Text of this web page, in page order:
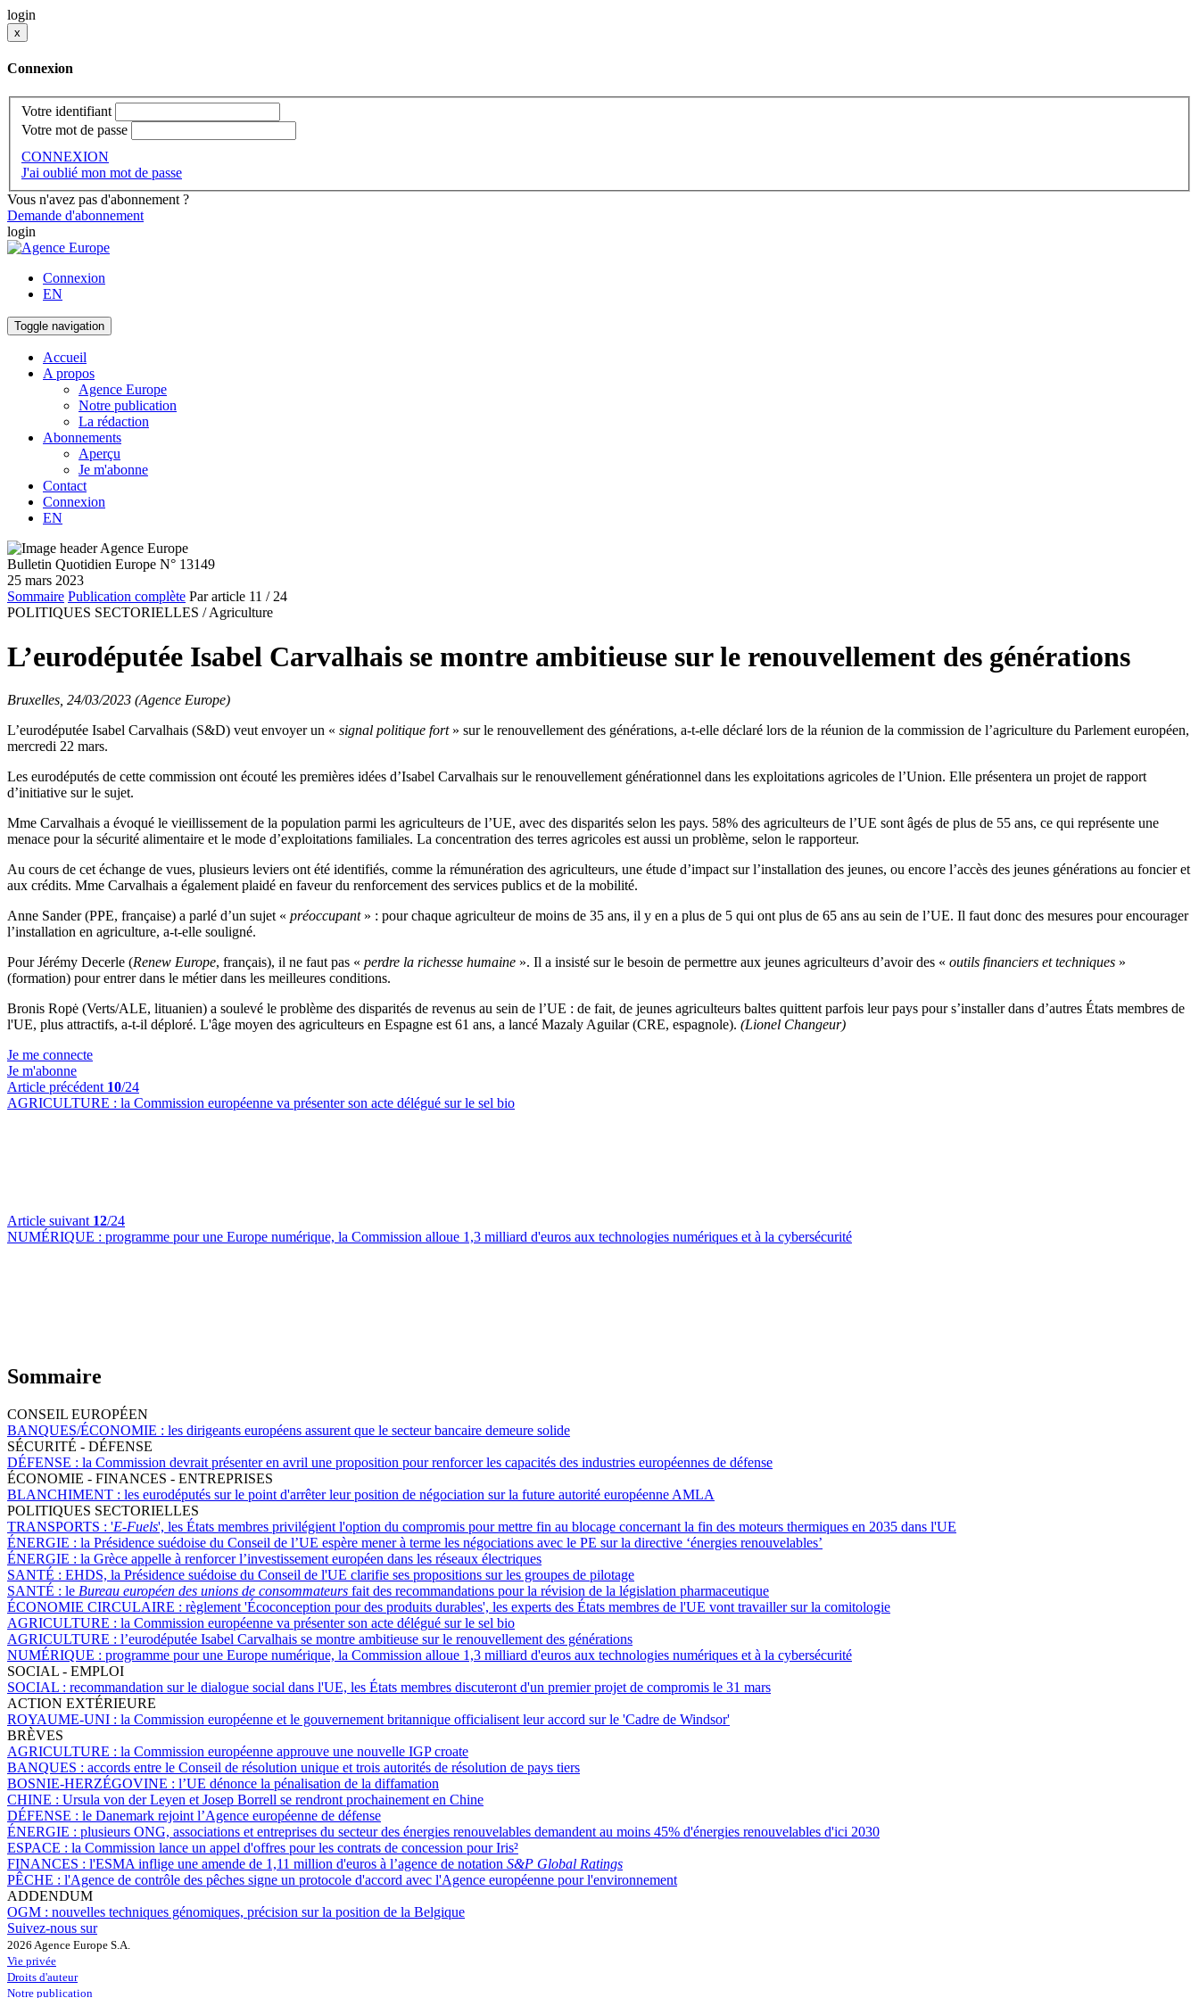
login
x
Connexion
Votre identifiant
Votre mot de passe
CONNEXION
J'ai oublié mon mot de passe
Vous n'avez pas d'abonnement ?
Demande d'abonnement
login
Connexion
EN
Toggle navigation
Accueil
A propos
Agence Europe
Notre publication
La rédaction
Abonnements
Aperçu
Je m'abonne
Contact
Connexion
EN
Bulletin Quotidien Europe N° 13149
25 mars 2023
Sommaire Publication complète Par article 11 / 24
POLITIQUES SECTORIELLES / Agriculture
L’eurodéputée Isabel Carvalhais se montre ambitieuse sur le renouvellement des générations
Bruxelles, 24/03/2023 (Agence Europe)
L’eurodéputée Isabel Carvalhais (S&D) veut envoyer un « signal politique fort» sur le renouvellement des générations, a-t-elle déclaré lors de la réunion de la commission de l’agriculture du Parlement européen,
mercredi 22 mars.
Les eurodéputés de cette commission ont écouté les premières idées d’Isabel Carvalhais sur le renouvellement générationnel dans les exploitations agricoles de l’Union. Elle présentera un projet de rapport
d’initiative sur le sujet.
Mme Carvalhais a évoqué le vieillissement de la population parmi les agriculteurs de l’UE, avec des disparités selon les pays. 58% des agriculteurs de l’UE sont âgés de plus de 55 ans, ce qui représente une
menace pour la sécurité alimentaire et le mode d’exploitations familiales. La concentration des terres agricoles est aussi un problème, selon le rapporteur.
Au cours de cet échange de vues, plusieurs leviers ont été identifiés, comme la rémunération des agriculteurs, une étude d’impact sur l’installation des jeunes, ou encore l’accès des jeunes générations au foncier et
aux crédits. Mme Carvalhais a également plaidé en faveur du renforcement des services publics et de la mobilité.
Anne Sander (PPE, française) a parlé d’un sujet « préoccupant » : pour chaque agriculteur de moins de 35 ans, il y en a plus de 5 qui ont plus de 65 ans au sein de l’UE. Il faut donc des mesures pour encourager
l’installation en agriculture, a-t-elle souligné.
Pour Jérémy Decerle (Renew Europe, français), il ne faut pas « perdre la richesse humaine ». Il a insisté sur le besoin de permettre aux jeunes agriculteurs d’avoir des « outils financiers et techniques »
(formation) pour entrer dans le métier dans les meilleures conditions.
Bronis Ropė (Verts/ALE, lituanien) a soulevé le problème des disparités de revenus au sein de l’UE : de fait, de jeunes agriculteurs baltes quittent parfois leur pays pour s’installer dans d’autres États membres de
l'UE, plus attractifs, a-t-il déploré. L'âge moyen des agriculteurs en Espagne est 61 ans, a lancé Mazaly Aguilar (CRE, espagnole). (Lionel Changeur)
Je me connecte
Je m'abonne
Article précédent 10/24
AGRICULTURE : la Commission européenne va présenter son acte délégué sur le sel bio
Article suivant 12/24
NUMÉRIQUE : programme pour une Europe numérique, la Commission alloue 1,3 milliard d'euros aux technologies numériques et à la cybersécurité
Sommaire
CONSEIL EUROPÉEN
BANQUES/ÉCONOMIE : les dirigeants européens assurent que le secteur bancaire demeure solide
SÉCURITÉ - DÉFENSE
DÉFENSE : la Commission devrait présenter en avril une proposition pour renforcer les capacités des industries européennes de défense
ÉCONOMIE - FINANCES - ENTREPRISES
BLANCHIMENT : les eurodéputés sur le point d'arrêter leur position de négociation sur la future autorité européenne AMLA
POLITIQUES SECTORIELLES
TRANSPORTS : 'E-Fuels', les États membres privilégient l'option du compromis pour mettre fin au blocage concernant la fin des moteurs thermiques en 2035 dans l'UE
ÉNERGIE : la Présidence suédoise du Conseil de l’UE espère mener à terme les négociations avec le PE sur la directive ‘énergies renouvelables’
ÉNERGIE : la Grèce appelle à renforcer l’investissement européen dans les réseaux électriques
SANTÉ : EHDS, la Présidence suédoise du Conseil de l'UE clarifie ses propositions sur les groupes de pilotage
SANTÉ : le Bureau européen des unions de consommateurs fait des recommandations pour la révision de la législation pharmaceutique
ÉCONOMIE CIRCULAIRE : règlement 'Écoconception pour des produits durables', les experts des États membres de l'UE vont travailler sur la comitologie
AGRICULTURE : la Commission européenne va présenter son acte délégué sur le sel bio
AGRICULTURE : l’eurodéputée Isabel Carvalhais se montre ambitieuse sur le renouvellement des générations
NUMÉRIQUE : programme pour une Europe numérique, la Commission alloue 1,3 milliard d'euros aux technologies numériques et à la cybersécurité
SOCIAL - EMPLOI
SOCIAL : recommandation sur le dialogue social dans l'UE, les États membres discuteront d'un premier projet de compromis le 31 mars
ACTION EXTÉRIEURE
ROYAUME-UNI : la Commission européenne et le gouvernement britannique officialisent leur accord sur le 'Cadre de Windsor'
BRÈVES
AGRICULTURE : la Commission européenne approuve une nouvelle IGP croate
BANQUES : accords entre le Conseil de résolution unique et trois autorités de résolution de pays tiers
BOSNIE-HERZÉGOVINE : l’UE dénonce la pénalisation de la diffamation
CHINE : Ursula von der Leyen et Josep Borrell se rendront prochainement en Chine
DÉFENSE : le Danemark rejoint l’Agence européenne de défense
ÉNERGIE : plusieurs ONG, associations et entreprises du secteur des énergies renouvelables demandent au moins 45% d'énergies renouvelables d'ici 2030
ESPACE : la Commission lance un appel d'offres pour les contrats de concession pour Iris²
FINANCES : l'ESMA inflige une amende de 1,11 million d'euros à l’agence de notation S&P Global Ratings
PÊCHE : l'Agence de contrôle des pêches signe un protocole d'accord avec l'Agence européenne pour l'environnement
ADDENDUM
OGM : nouvelles techniques génomiques, précision sur la position de la Belgique
Suivez-nous sur
2026 Agence Europe S.A.
Vie privée
Droits d'auteur
Notre publication